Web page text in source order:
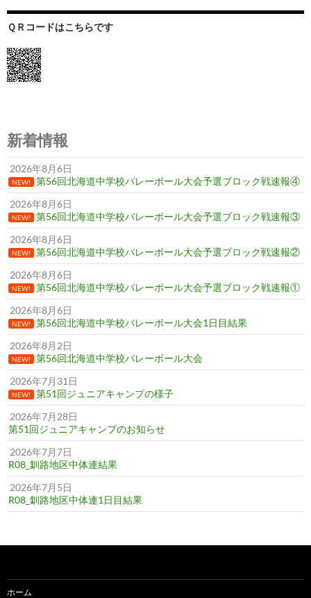
ゲ
ー
シ
ＱＲコードはこちらです
新着情報
2026年8月6日
NEW!
第56回北海道中学校バレーボール大会予選ブロック戦速報④
2026年8月6日
NEW!
第56回北海道中学校バレーボール大会予選ブロック戦速報③
2026年8月6日
NEW!
第56回北海道中学校バレーボール大会予選ブロック戦速報②
2026年8月6日
NEW!
第56回北海道中学校バレーボール大会予選ブロック戦速報①
2026年8月6日
NEW!
第56回北海道中学校バレーボール大会1日目結果
2026年8月2日
NEW!
第56回北海道中学校バレーボール大会
2026年7月31日
NEW!
第51回ジュニアキャンプの様子
2026年7月28日
第51回ジュニアキャンプのお知らせ
2026年7月7日
R08_釧路地区中体連結果
2026年7月5日
R08_釧路地区中体連1日目結果
ホーム